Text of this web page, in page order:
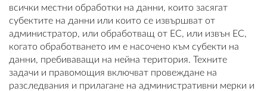
всички местни обработки на данни, които засягат
субектите на данни или които се извършват от
администратор, или обработващ от ЕС, или извън ЕС,
когато обработването им е насочено към субекти на
данни, пребиваващи на нейна територия. Техните
задачи и правомощия включват провеждане на
разследвания и прилагане на административни мерки и